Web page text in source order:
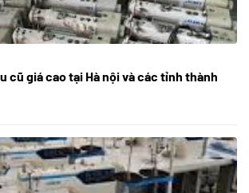
cũ giá cao tại Hà nội và các tỉnh thành